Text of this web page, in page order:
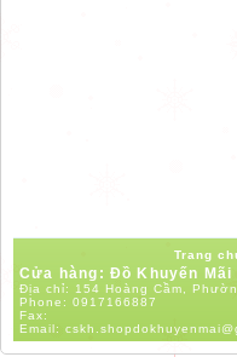
Trang
Cửa hàng: Đồ Khuyến Mãi
Địa chỉ: 154 Hoàng Cầm,
Phone: 0917166887
Fax:
Email: